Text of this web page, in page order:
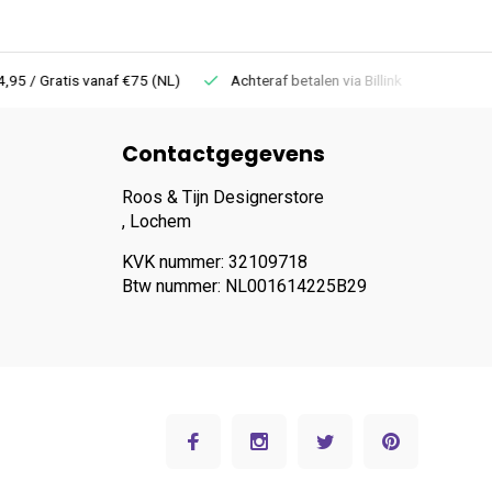
vanaf €75 (NL) Achteraf betalen via Billink
Contactgegevens
Roos & Tijn Designerstore
, Lochem
KVK nummer: 32109718
Btw nummer: NL001614225B29